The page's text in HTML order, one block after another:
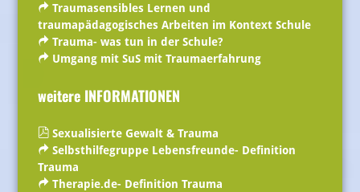
Traumasensibles Lernen und
traumapädagogisches Arbeiten im Kontext Schule
Trauma- was tun in der Schule?
Umgang mit SuS mit Traumaerfahrung
weitere INFORMATIONEN
Sexualisierte Gewalt & Trauma
Selbsthilfegruppe Lebensfreunde- Definition
Trauma
Therapie.de- Definition Trauma